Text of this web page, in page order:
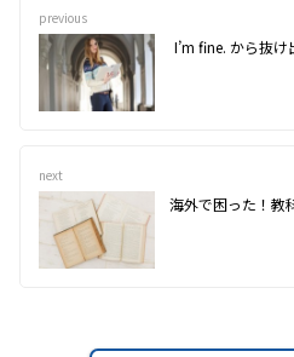
previous
I’m fine. から抜
next
海外で困った！教